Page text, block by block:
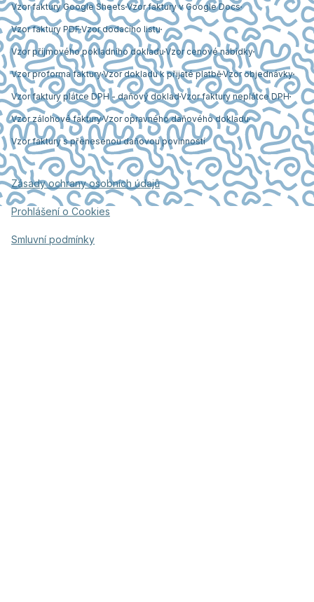
Vzor faktury Google Sheets Vzor faktury v Google Docs
Vzor faktury PDFVzor dodacího listu
Vzor příjmového pokladního dokladu Vzor cenové nabídky
Vzor proforma fakturyVzor dokladu k přijaté platběVzor objednávky
Vzor faktury plátce DPH - daňový doklad Vzor faktury neplátce DPH
Vzor zálohové fakturyVzor opravného daňového dokladu
Vzor faktury s přenesenou daňovou povinností
Zásady ochrany osobních údajů
Prohlášení o Cookies
Smluvní podmínky